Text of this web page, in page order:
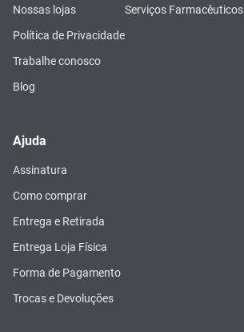
Nossas lojas
Política de Privacidade
Trabalhe conosco
Blog
Serviços Farmacêuticos
Ajuda
Assinatura
Como comprar
Entrega e Retirada
Entrega Loja Física
Forma de Pagamento
Trocas e Devoluções